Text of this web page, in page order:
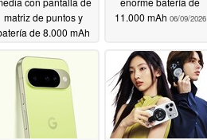
matriz de puntos y
de 8.000 mAh
11.000 mAh 06/09/2026